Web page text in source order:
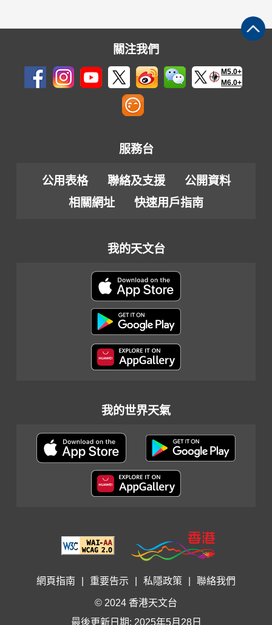
關注我們
M5.0+
M6.0+
服務台
公用表格 聯絡及支援
公開資料
相關網址
快速用戶指南
我的天文台
我的世界天氣
網頁指南 重要告示 私隱政策 聯絡我們
© 2024 香港天文台
最後更新日期: 2025年5月28日